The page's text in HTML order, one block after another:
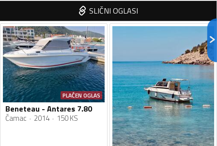
SLIČNI OGLASI
PLAĆEN OGLAS
Beneteau - Antares 7.80
Čamac 2014 150 KS